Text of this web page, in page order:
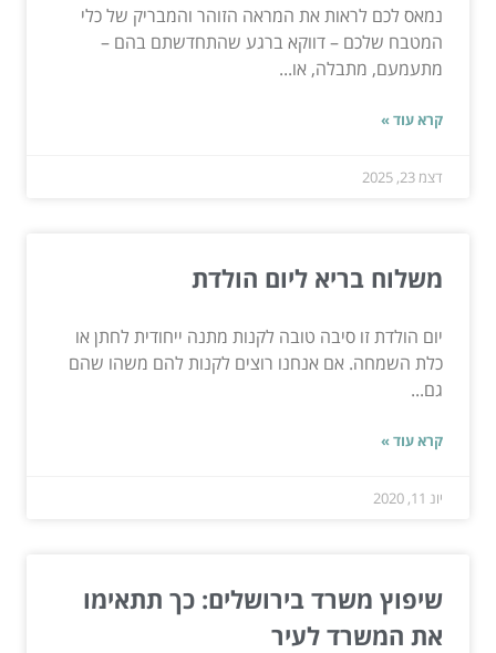
נמאס לכם לראות את המראה הזוהר והמבריק של כלי
המטבח שלכם – דווקא ברגע שהתחדשתם בהם –
מתעמעם, מתבלה, או...
קרא עוד »
דצמ 23, 2025
משלוח בריא ליום הולדת
יום הולדת זו סיבה טובה לקנות מתנה ייחודית לחתן או
כלת השמחה. אם אנחנו רוצים לקנות להם משהו שהם
גם...
קרא עוד »
יונ 11, 2020
שיפוץ משרד בירושלים: כך תתאימו
את המשרד לעיר